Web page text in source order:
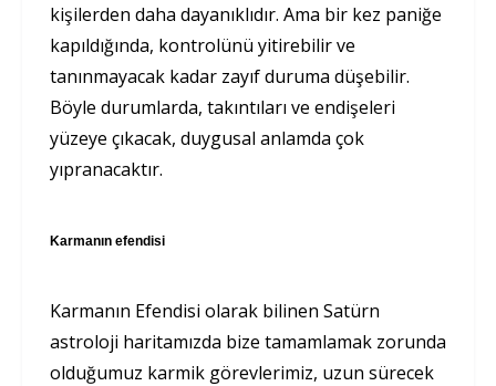
kişilerden daha dayanıklıdır. Ama bir kez paniğe
kapıldığında, kontrolünü yitirebilir ve
tanınmayacak kadar zayıf duruma düşebilir.
Böyle durumlarda, takıntıları ve endişeleri
yüzeye çıkacak, duygusal anlamda çok
yıpranacaktır.
Karmanın efendisi
Karmanın Efendisi olarak bilinen Satürn
astroloji haritamızda bize tamamlamak zorunda
olduğumuz karmik görevlerimiz, uzun sürecek